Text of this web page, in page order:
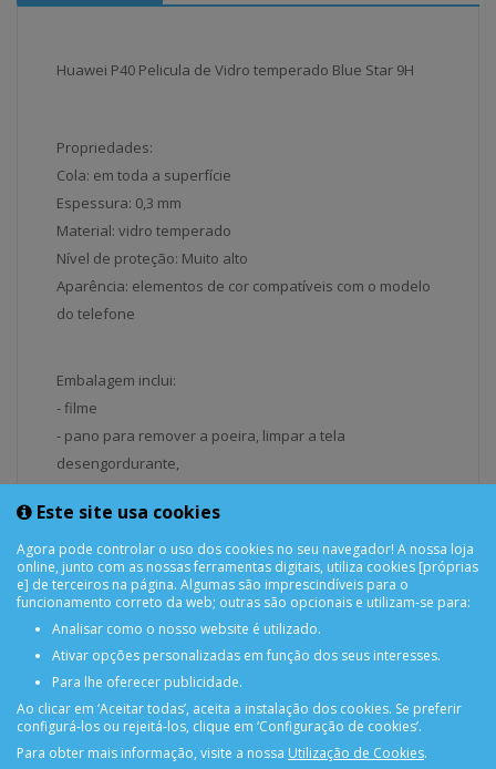
Huawei P40 Pelicula de Vidro temperado Blue Star 9H
Propriedades:
Cola: em toda a superfície
Espessura: 0,3 mm
Material: vidro temperado
Nível de proteção: Muito alto
Aparência: elementos de cor compatíveis com o modelo
do telefone
Embalagem inclui:
- filme
- pano para remover a poeira, limpar a tela
desengordurante,
- pano de limpeza para remover bolhas de ar
- conjunto de adesivos para permitir o posicionamento
preciso do vidro na tela
Este site usa cookies
Agora pode controlar o uso dos cookies no seu navegador! A nossa loja
online, junto com as nossas ferramentas digitais, utiliza cookies [próprias
e] de terceiros na página. Algumas são imprescindíveis para o
funcionamento correto da web; outras são opcionais e utilizam-se para:
Analisar como o nosso website é utilizado.
Ativar opções personalizadas em função dos seus interesses.
Para lhe oferecer publicidade.
Ao clicar em ‘Aceitar todas’, aceita a instalação dos cookies. Se preferir
configurá-los ou rejeitá-los, clique em ‘Configuração de cookies’.
Para obter mais informação, visite a nossa Utilização de Cookies.